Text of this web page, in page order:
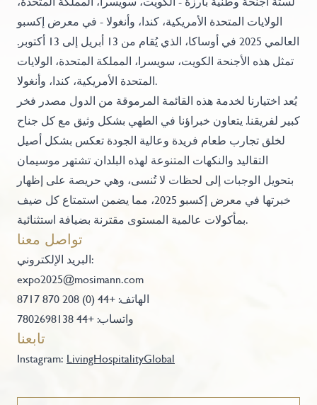
الولايات المتحدة الأمريكية، كندا، وأنغولا - في معرض إكسبو
العالمي 2025 في أوساكا، الذي يُقام من 13 أبريل إلى 13 أكتوبر.
تمثل هذه الأجنحة الكويت، سويسرا، المملكة المتحدة، الولايات
المتحدة الأمريكية، كندا، وأنغولا.
يُعد اختيارنا لخدمة هذه القائمة المرموقة من الدول مصدر فخر
كبير لفريقنا. يتعاون خبراؤنا في الطهي بشكل وثيق مع كل جناح
لخلق تجارب طعام فريدة وعالية الجودة تعكس بشكل أصيل
التقاليد والنكهات المتنوعة لهذه البلدان. تشتهر موسيمان
بتحويل الوجبات إلى لحظات لا تُنسى، وهي حريصة على إظهار
خبرتها في معرض إكسبو 2025، مما يضمن استمتاع كل ضيف
بمأكولات عالمية المستوى مقترنة بضيافة استثنائية.
تواصل معنا
البريد الإلكتروني:
expo2025@mosimann.com
الهاتف: +44 (0) 208 870 8717
واتساب: +44 7802698138
تابعنا
Instagram: LivingHospitalityGlobal